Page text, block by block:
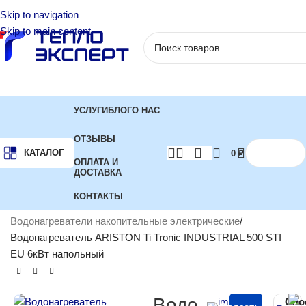
Skip to navigation
Skip to main content
КАТАЛОГ
УСЛУГИБЛОГО НАС
ОТЗЫВЫ
ОПЛАТА И
ДОСТАВКА
КОНТАКТЫ
0 ₽
Водонагреватели накопительные электрические
Водонагреватель ARISTON Ti Tronic INDUSTRIAL 500 STI
EU 6кВт напольный